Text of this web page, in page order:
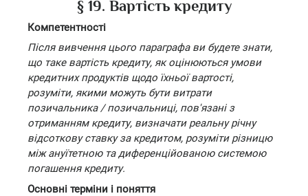
§ 19. Вартість кредиту
Компетентності
Після вивчення цього параграфа ви будете знати,
що таке вартість кредиту, як оцінюються умови
кредитних продуктів щодо їхньої вартості,
розуміти, якими можуть бути витрати
позичальника / позичальниці, пов'язані з
отриманням кредиту, визначати реальну річну
відсоткову ставку за кредитом, розуміти різницю
між ануїтетною та диференційованою системою
погашення кредиту.
Основні терміни і поняття